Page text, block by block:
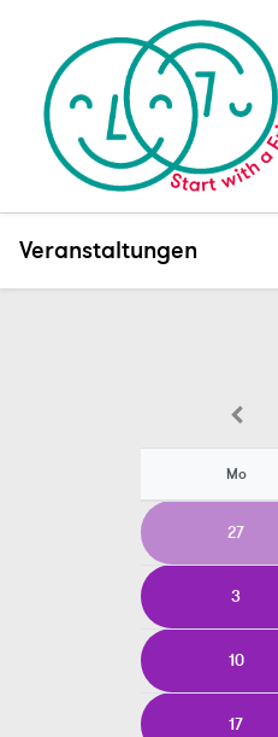
Veranstaltungen
Mo
27
3
10
17